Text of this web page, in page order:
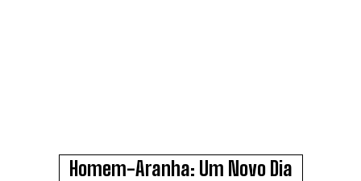
Homem-Aranha: Um Novo Dia